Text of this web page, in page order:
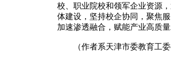
校、职业院校和领军企业资源
体建设，坚持校企协同，聚焦
加速渗透融合，赋能产业高质量
（作者系天津市委教育工委